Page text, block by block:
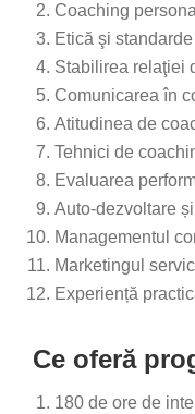
Coaching
Etică şi
Stabilirea relaţiei
Comunicarea în
Atitudinea de
Tehnici de
Evaluarea
Auto-dezvoltare
Managementul
Marketingul
Experiență
Ce oferă
180 de ore de